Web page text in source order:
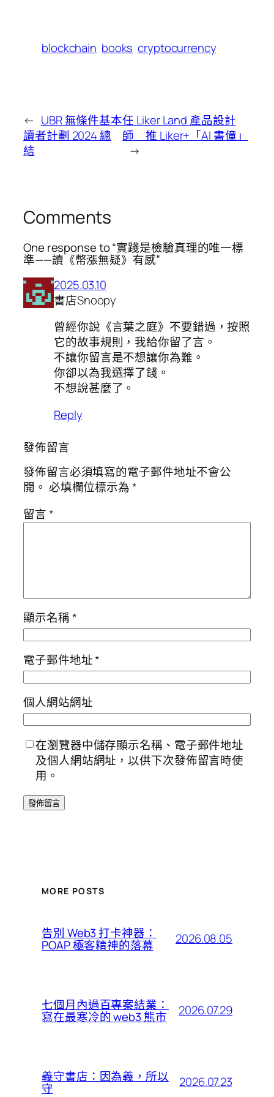
blockchain books cryptocurrency
← UBR 無條件基本
讀者計劃 2024 總
結
任 Liker Land 產品設計
師 推 Liker+「AI 書僮」
→
Comments
One response to “實踐是檢驗真理的唯一標
準——讀《幣漲無疑》有感”
2025.03.10
書店Snoopy
曾經你說《言葉之庭》不要錯過，按照
它的故事規則，我給你留了言。
不讓你留言是不想讓你為難。
你卻以為我選擇了錢。
不想說甚麼了。
Reply
發佈留言
發佈留言必須填寫的電子郵件地址不會公
開。 必填欄位標示為*
留言*
顯示名稱*
電子郵件地址*
個人網站網址
在瀏覽器中儲存顯示名稱、電子郵件地址
及個人網站網址，以供下次發佈留言時使
用。
MORE POSTS
告別 Web3 打卡神器：
POAP 極客精神的落幕 2026.08.05
七個月內過百專案結業：
寫在最寒冷的 web3 熊市 2026.07.29
義守書店：因為義，所以
守 2026.07.23